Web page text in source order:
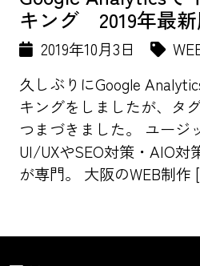
キング 2019年最
2019年10月3日
久しぶりにGoogle
キングをしましたが、タ
つまづきました。 ユージ
UI/UXやSEO対策・AIO対
が専門。 大阪のWEB制